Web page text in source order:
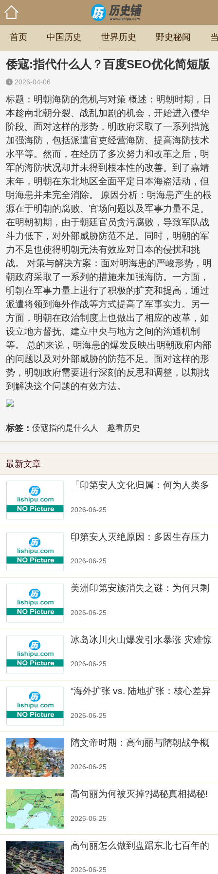
首页 中国历史 世界历史 野史秘闻
倭寇:指代什么人？百度SEO优化简短版
2026-04-06
标题：明朝海防的危机与对策 概述：明朝时期，日
本趁南北朝分裂、战乱加剧的机会，开始进入侵华
阶段。面对这样的形势，明政府采取了一系列措施
加强海防，包括派遣官吏经营海防、提高海防技术
水平等。然而，在经历了多次努力和改革之后，明
军的海防状况却并未得到根本性的改善。到了嘉靖
末年，明朝在东北地区全面平定日本海盗活动，但
明海患并未完全消除。 原因分析：明海患产生的根
源在于明朝的腐败、官场问题以及军事力量不足。
在明朝初期，由于朝廷官员贪污腐败，导致军队战
斗力低下，对外部威胁防范不足。同时，明朝的军
力不足也使得明朝无法有效应对日本的侵扰和挑
战。 对策与解决方案：面对明海患的严峻形势，明
朝政府采取了一系列的措施来加强海防。一方面，
明朝在军事力量上进行了积极的扩充和提高，通过
派遣将领到海外作战等方式提高了军事实力。另一
方面，明朝在政治制度上也做出了相应的改革，如
设立地方督抚、建立中央与地方之间的沟通机制
等。 总的来说，明海患的爆发反映出明朝政府内部
的问题以及对外部威胁的防范不足。面对这样的形
势，明朝政府需要进行深刻的反思和调整，以期找
到解决这个问题的有效方法。
标签： 倭寇指的是什么人 趣看历史
最新文章
「印第安人文化归属：何为人类多
2026-06-25
印第安人灭绝原因：多因生存压力
2026-06-25
美洲印第安族消失之谜：为何只剩
2026-06-25
冰岛冰川火山爆发引水暴涨 灾难惊
2026-06-25
“海外扩张 vs. 陆地扩张：核心差异
2026-06-25
隋文帝时期：高句丽与隋朝战争概
2026-06-25
高句丽为何被灭掉?揭秘真相揭秘!
2026-06-25
高句丽怎么做到盘踞东北七百年的
2026-06-25